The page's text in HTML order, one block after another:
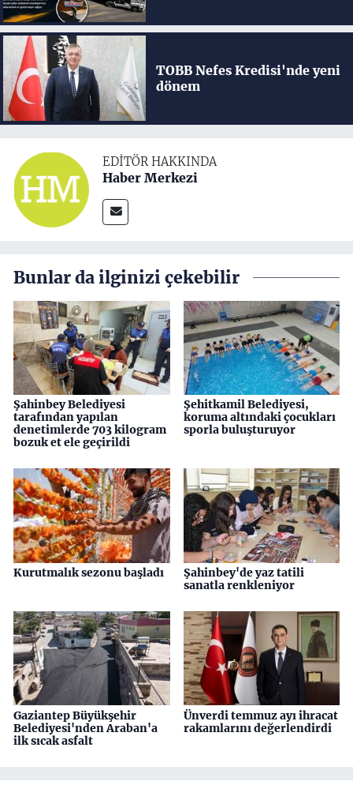
TOBB Nefes Kredisi'nde yeni
dönem
EDITÖR HAKKINDA
Haber Merkezi
Bunlar da ilginizi çekebilir
Şahinbey Belediyesi
tarafından yapılan
denetimlerde 703 kilogram
bozuk et ele geçirildi
Şehitkamil Belediyesi,
koruma altındaki çocukları
sporla buluşturuyor
Kurutmalık sezonu başladı
Şahinbey'de yaz tatili
sanatla renkleniyor
Gaziantep Büyükşehir
Belediyesi'nden Araban'a
ilk sıcak asfalt
Ünverdi temmuz ayı ihracat
rakamlarını değerlendirdi